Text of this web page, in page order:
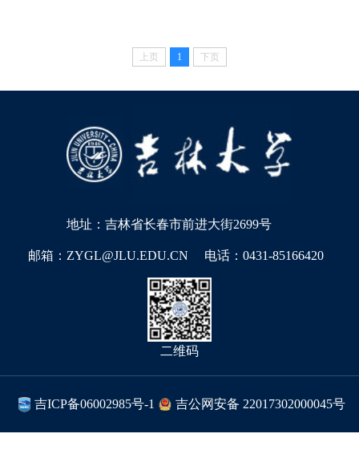
上页 1 下页
地址：吉林省长春市前进大街2699号
邮箱：ZYGL@JLU.EDU.CN 电话：0431-85166420
二维码
吉ICP备06002985号-1 吉公网安备 22017302000045号